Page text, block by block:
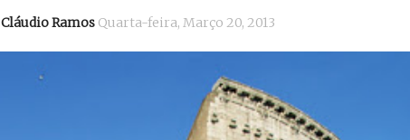
Cláudio Ramos Quarta-feira, Março 20, 2013